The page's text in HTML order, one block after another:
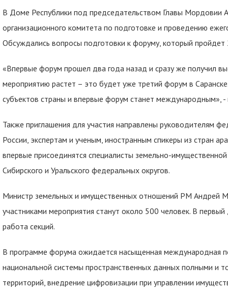
В Доме Республики под председательством Главы Мордовии
организационного комитета по подготовке и проведению
Обсуждались вопросы подготовки к форуму, который пройдет
«Впервые форум прошел два года назад и сразу же получил
мероприятию растет – это будет уже третий форум в
субъектов страны и впервые форум станет международным», -
Также приглашения для участия направлены руководителям
России, экспертам и ученым, иностранным спикеры из стран
впервые присоединятся специалисты земельно-
Сибирского и Уральского федеральных округов.
Министр земельных и имущественных отношений РМ Андрей
участниками мероприятия станут около 500 человек. В
работа секций.
В программе форума ожидается насыщенная международная
национальной системы пространственных данных полными и
территорий, внедрение цифровизации при управлении